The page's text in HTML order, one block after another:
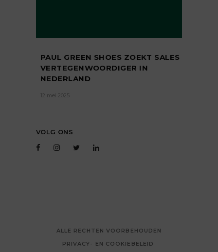
PAUL GREEN SHOES ZOEKT SALES
VERTEGENWOORDIGER IN
NEDERLAND
12 mei 2025
VOLG ONS
ALLE RECHTEN VOORBEHOUDEN
PRIVACY- EN COOKIEBELEID